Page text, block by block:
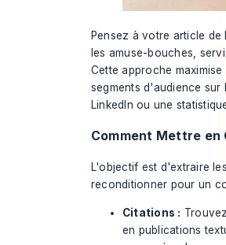
Pensez à votre article
les amuse-bouches,
Cette approche
segments d'audience
LinkedIn ou une
Comment Mettre
L'objectif est d'extraire
reconditionner pour un
Citations :
en publications